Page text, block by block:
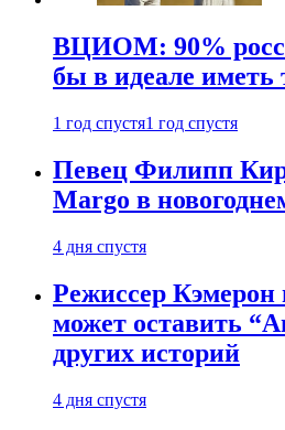
ВЦИОМ: 90%
бы в идеале иметь
1 год спустя1 год спустя
Певец Филипп
Margo в
4 дня спустя
Режиссер Кэмерон
может оставить
других историй
4 дня спустя